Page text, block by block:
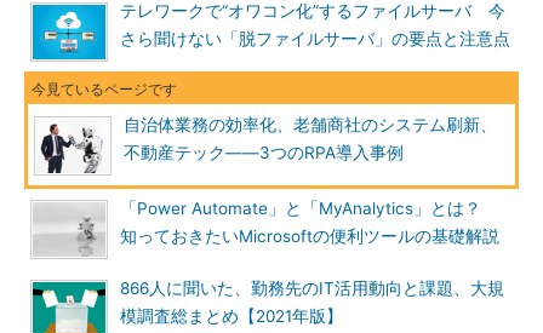
テレワークで“オワコン化”するファイルサーバ 今
さら聞けない「脱ファイルサーバ」の要点と注意点
自治体業務の効率化、老舗商社のシステム刷新、
不動産テック――3つのRPA導入事例
「Power Automate」と「MyAnalytics」とは？
知っておきたいMicrosoftの便利ツールの基礎解説
866人に聞いた、勤務先のIT活用動向と課題、大規
模調査総まとめ【2021年版】